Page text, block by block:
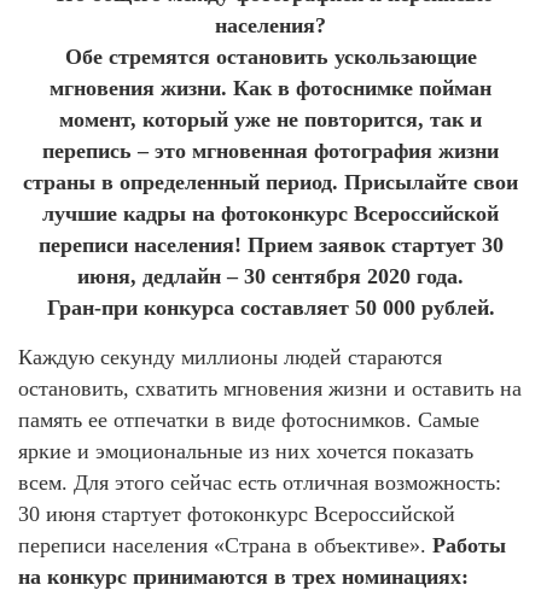
населения?
Обе стремятся остановить ускользающие
мгновения жизни. Как в фотоснимке пойман
момент, который уже не повторится, так и
перепись – это мгновенная фотография жизни
страны в определенный период. Присылайте свои
лучшие кадры на фотоконкурс Всероссийской
переписи населения! Прием заявок стартует 30
июня, дедлайн – 30 сентября 2020 года.
Гран-при конкурса составляет 50 000 рублей.
Каждую секунду миллионы людей стараются
остановить, схватить мгновения жизни и оставить на
память ее отпечатки в виде фотоснимков. Самые
яркие и эмоциональные из них хочется показать
всем. Для этого сейчас есть отличная возможность:
30 июня стартует фотоконкурс Всероссийской
переписи населения «Страна в объективе». Работы
на конкурс принимаются в трех номинациях: